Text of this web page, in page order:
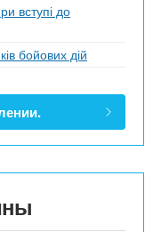
вступі до
бойових дій